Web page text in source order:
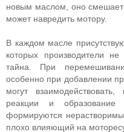
новым маслом, оно
может навредить мотору.
В каждом масле
которых производители
тайна. При
особенно при добавлении
могут
реакции и
формируются
плохо влияющий на